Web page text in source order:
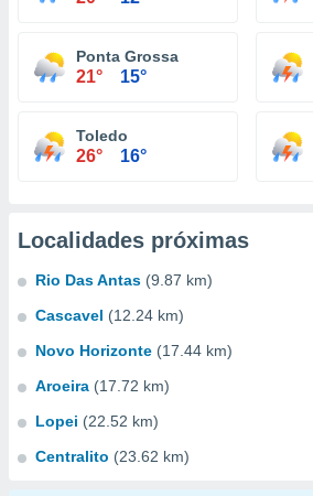
Ponta Grossa
21° 15°
Toledo
26° 16°
Localidades próximas
Rio Das Antas (9.87 km)
Cascavel (12.24 km)
Novo Horizonte (17.44 km)
Aroeira (17.72 km)
Lopei (22.52 km)
Centralito (23.62 km)